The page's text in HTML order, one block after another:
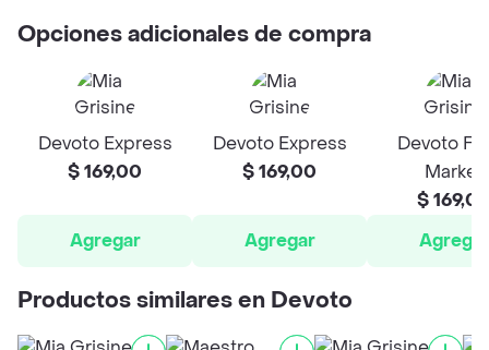
Opciones adicionales de compra
Devoto Express
$ 169,00
Agregar
Devoto Express
$ 169,00
Agregar
Devoto
Market
$
Agregar
Productos similares en Devoto